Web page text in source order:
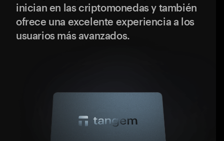
inician en las criptomonedas y también
ofrece una excelente experiencia a los
usuarios más avanzados.